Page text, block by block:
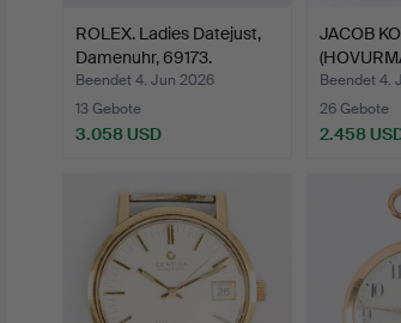
ROLEX. Ladies Datejust,
Damenuhr, 69173.
Beendet 4. Jun 2026
13 Gebote
3.058 USD
JACOB
Beendet 4.
26 Gebote
2.458